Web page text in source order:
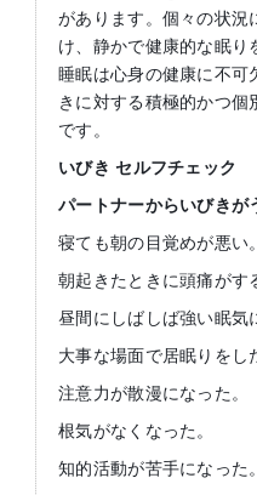
があります。個々の状況
け、静かで健康的な眠り
睡眠は心身の健康に不可
きに対する積極的かつ
です。
いびき セルフチェック
パートナーからいびきが
寝ても朝の目覚めが悪い。
朝起きたときに頭痛がす
昼間にしばしば強い眠気
大事な場面で居眠りをし
注意力が散漫になった。
根気がなくなった。
知的活動が苦手になった。